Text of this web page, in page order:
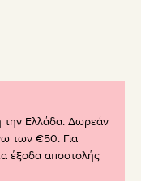
την Ελλάδα. Δωρεάν
των €50. Για
έξοδα αποστολής